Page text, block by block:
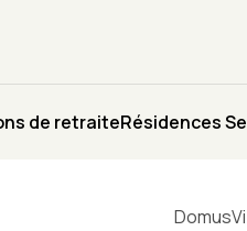
de retraiteRésidences
DomusVi